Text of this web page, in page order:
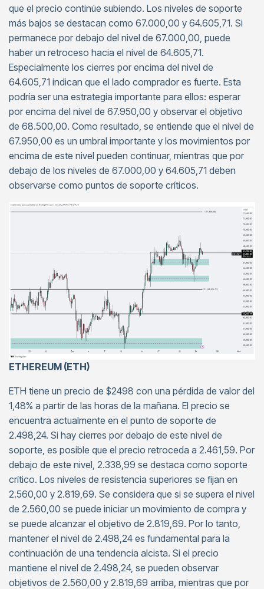
que el precio continúe subiendo. Los niveles de soporte
más bajos se destacan como 67.000,00 y 64.605,71. Si
permanece por debajo del nivel de 67.000,00, puede
haber un retroceso hacia el nivel de 64.605,71.
Especialmente los cierres por encima del nivel de
64.605,71 indican que el lado comprador es fuerte. Esta
podría ser una estrategia importante para ellos: esperar
por encima del nivel de 67.950,00 y observar el objetivo
de 68.500,00. Como resultado, se entiende que el nivel de
67.950,00 es un umbral importante y los movimientos por
encima de este nivel pueden continuar, mientras que por
debajo de los niveles de 67.000,00 y 64.605,71 deben
observarse como puntos de soporte críticos.
ETHEREUM (ETH)
ETH tiene un precio de $2498 con una pérdida de valor del
1,48% a partir de las horas de la mañana. El precio se
encuentra actualmente en el punto de soporte de
2.498,24. Si hay cierres por debajo de este nivel de
soporte, es posible que el precio retroceda a 2.461,59. Por
debajo de este nivel, 2.338,99 se destaca como soporte
crítico. Los niveles de resistencia superiores se fijan en
2.560,00 y 2.819,69. Se considera que si se supera el nivel
de 2.560,00 se puede iniciar un movimiento de compra y
se puede alcanzar el objetivo de 2.819,69. Por lo tanto,
mantener el nivel de 2.498,24 es fundamental para la
continuación de una tendencia alcista. Si el precio
mantiene el nivel de 2.498,24, se pueden observar
objetivos de 2.560,00 y 2.819,69 arriba, mientras que por